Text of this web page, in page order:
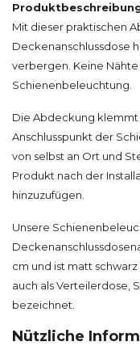
Mit dieser praktischen
Deckenanschlussdose
verbergen. Keine
Schienenbeleuchtung.
Die Abdeckung
Anschlusspunkt der
von selbst an Ort und
Produkt nach der
hinzuzufügen.
Unsere
cm und ist matt
auch als Verteilerdose,
bezeichnet.
Nützliche